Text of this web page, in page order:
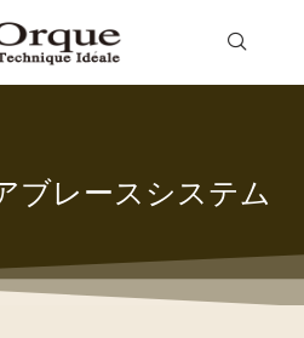
ブレースシステム